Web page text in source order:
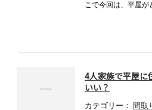
こで今回は、平屋が
4人家族で平屋に
いい？
カテゴリー： 間取